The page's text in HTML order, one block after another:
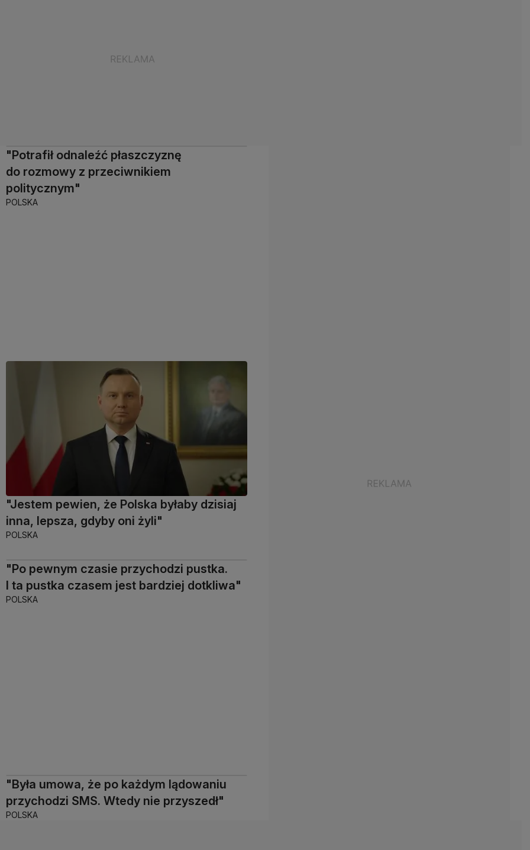
"Potrafił odnaleźć płaszczyznę
do rozmowy z przeciwnikiem
politycznym"
POLSKA
"Jestem pewien, że Polska byłaby dzisiaj
inna, lepsza, gdyby oni żyli"
POLSKA
"Po pewnym czasie przychodzi pustka.
I ta pustka czasem jest bardziej dotkliwa"
POLSKA
"Była umowa, że po każdym lądowaniu
przychodzi SMS. Wtedy nie przyszedł"
POLSKA